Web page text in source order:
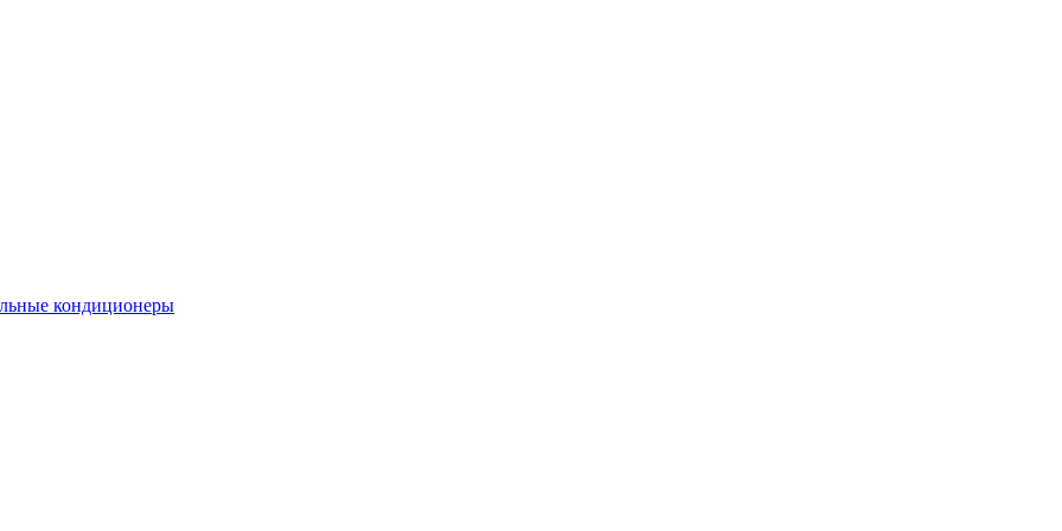
кондиционеры